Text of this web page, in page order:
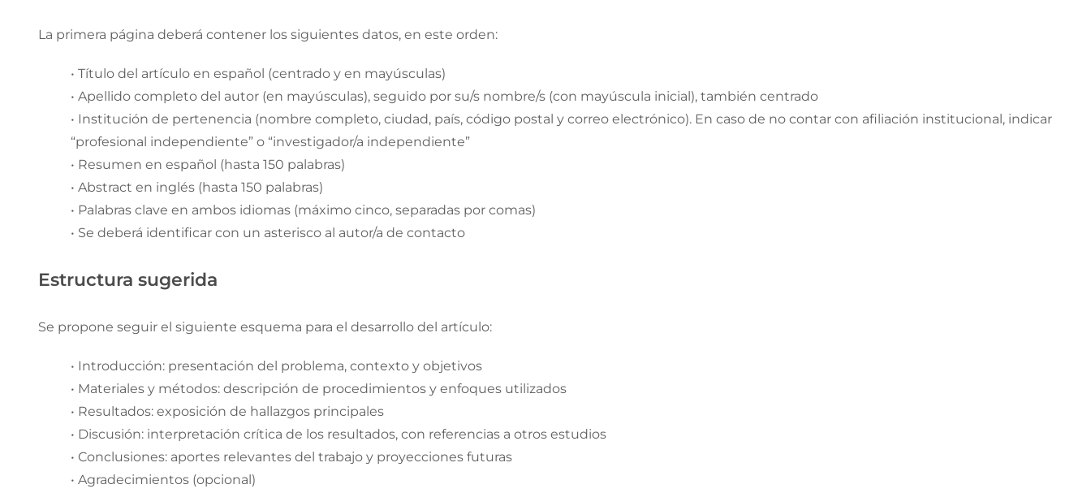
La primera página deberá contener los siguientes datos, en este orden:
• Título del artículo en español (centrado y en mayúsculas)
• Apellido completo del autor (en mayúsculas), seguido por su/s nombre/s (con mayúscula inicial), también centrado
• Institución de pertenencia (nombre completo, ciudad, país, código postal y correo electrónico). En caso de no contar con afiliación institucional, indicar
“profesional independiente” o “investigador/a independiente”
• Resumen en español (hasta 150 palabras)
• Abstract en inglés (hasta 150 palabras)
• Palabras clave en ambos idiomas (máximo cinco, separadas por comas)
• Se deberá identificar con un asterisco al autor/a de contacto
Estructura sugerida
Se propone seguir el siguiente esquema para el desarrollo del artículo:
• Introducción: presentación del problema, contexto y objetivos
• Materiales y métodos: descripción de procedimientos y enfoques utilizados
• Resultados: exposición de hallazgos principales
• Discusión: interpretación crítica de los resultados, con referencias a otros estudios
• Conclusiones: aportes relevantes del trabajo y proyecciones futuras
• Agradecimientos (opcional)